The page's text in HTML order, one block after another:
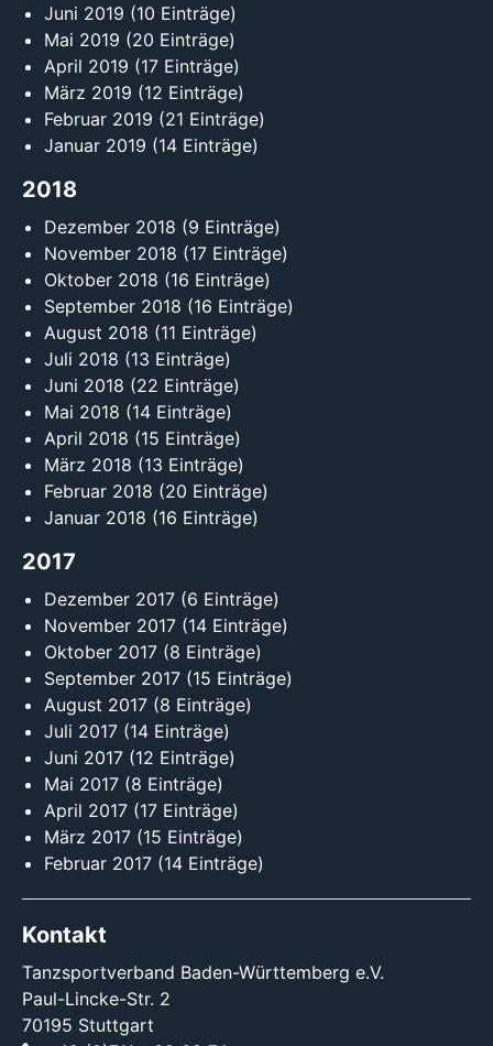
Juni 2019 (10 Einträge)
Mai 2019 (20 Einträge)
April 2019 (17 Einträge)
März 2019 (12 Einträge)
Februar 2019 (21 Einträge)
Januar 2019 (14 Einträge)
2018
Dezember 2018 (9 Einträge)
November 2018 (17 Einträge)
Oktober 2018 (16 Einträge)
September 2018 (16 Einträge)
August 2018 (11 Einträge)
Juli 2018 (13 Einträge)
Juni 2018 (22 Einträge)
Mai 2018 (14 Einträge)
April 2018 (15 Einträge)
März 2018 (13 Einträge)
Februar 2018 (20 Einträge)
Januar 2018 (16 Einträge)
2017
Dezember 2017 (6 Einträge)
November 2017 (14 Einträge)
Oktober 2017 (8 Einträge)
September 2017 (15 Einträge)
August 2017 (8 Einträge)
Juli 2017 (14 Einträge)
Juni 2017 (12 Einträge)
Mai 2017 (8 Einträge)
April 2017 (17 Einträge)
März 2017 (15 Einträge)
Februar 2017 (14 Einträge)
Kontakt
Tanzsportverband Baden-Württemberg e.V.
Paul-Lincke-Str. 2
70195 Stuttgart